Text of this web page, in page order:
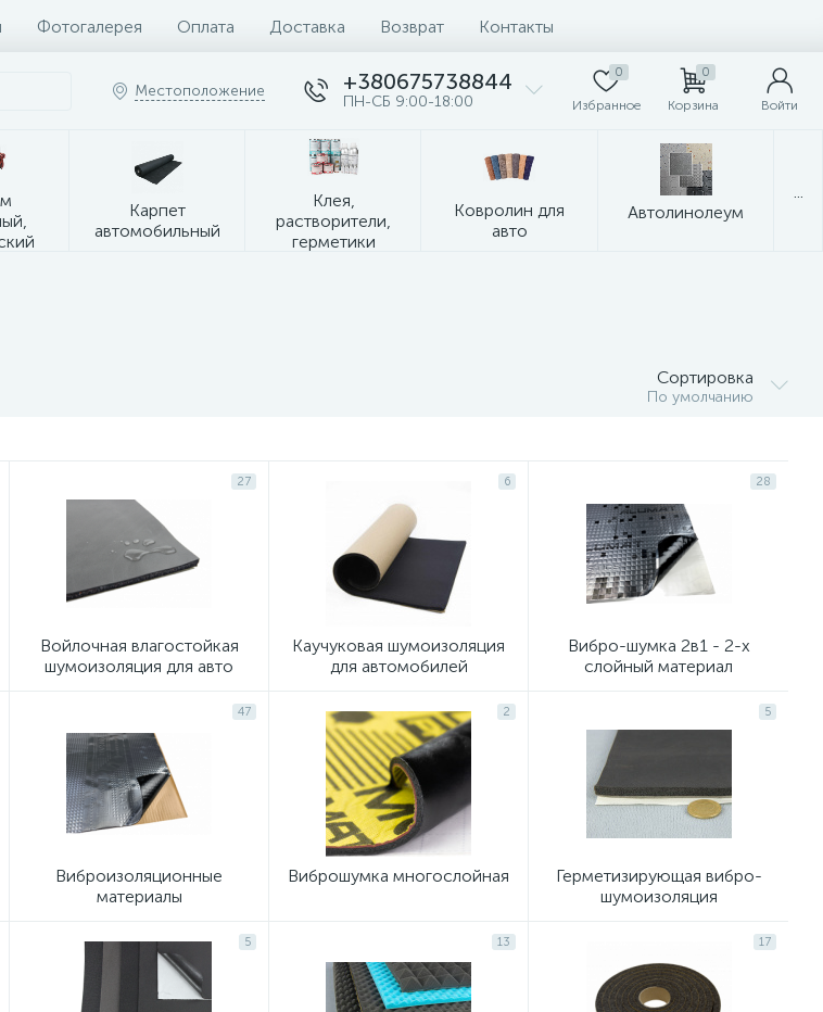
Фотогалерея Оплата Доставка Возврат Контакты
Местоположение +380675738844
ПН-СБ 9:00-18:00
0
Избранное
0
Корзина Войти
Карпет
автомобильный
Клея,
растворители,
герметики
Ковролин для
авто
Автолинолеум
Сортировка
По умолчанию
27
Войлочная влагостойкая
шумоизоляция для авто
6
Каучуковая шумоизоляция
для автомобилей
28
Вибро-шумка 2в1 - 2-х
слойный материал
47
Виброизоляционные
материалы
2
Виброшумка многослойная
5
Герметизирующая вибро-
шумоизоляция
5 13 17